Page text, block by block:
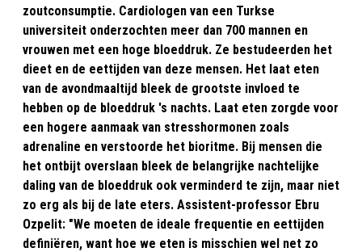
zoutconsumptie. Cardiologen van een Turkse
universiteit onderzochten meer dan 700 mannen en
vrouwen met een hoge bloeddruk. Ze bestudeerden het
dieet en de eettijden van deze mensen. Het laat eten
van de avondmaaltijd bleek de grootste invloed te
hebben op de bloeddruk 's nachts. Laat eten zorgde voor
een hogere aanmaak van stresshormonen zoals
adrenaline en verstoorde het bioritme. Bij mensen die
het ontbijt overslaan bleek de belangrijke nachtelijke
daling van de bloeddruk ook verminderd te zijn, maar niet
zo erg als bij de late eters. Assistent-professor Ebru
Ozpelit: "We moeten de ideale frequentie en eettijden
definiëren, want hoe we eten is misschien wel net zo